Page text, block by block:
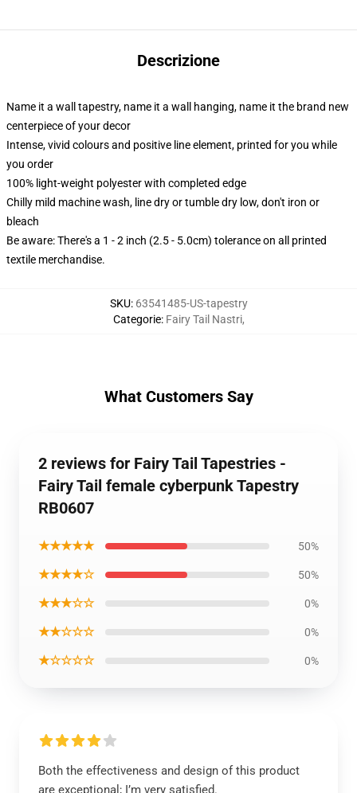
Descrizione
Name it a wall tapestry, name it a wall hanging, name it the brand new
centerpiece of your decor
Intense, vivid colours and positive line element, printed for you while
you order
100% light-weight polyester with completed edge
Chilly mild machine wash, line dry or tumble dry low, don't iron or
bleach
Be aware: There's a 1 - 2 inch (2.5 - 5.0cm) tolerance on all printed
textile merchandise.
SKU: 63541485-US-tapestry
Categorie: Fairy Tail Nastri,
What Customers Say
2 reviews for Fairy Tail Tapestries -
Fairy Tail female cyberpunk Tapestry
RB0607
★★★★★ 50%
★★★★☆ 50%
★★★☆☆ 0%
★★☆☆☆ 0%
★☆☆☆☆ 0%
Both the effectiveness and design of this product
are exceptional; I’m very satisfied.